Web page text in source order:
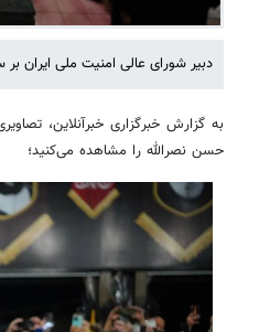
دبیر شورای عالی امنیت ملی ایران
به گزارش خبرگزاری خبرآنلاین،
حسن نصرالله را مشاهده می‌کنید؛